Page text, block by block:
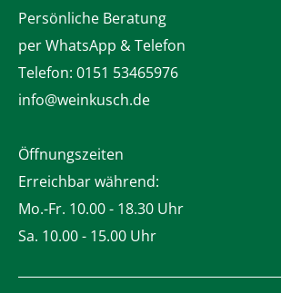
Persönliche Beratung
per WhatsApp & Telefon
Telefon: 0151 53465976
info@weinkusch.de
Öffnungszeiten
Erreichbar während:
Mo.-Fr. 10.00 - 18.30 Uhr
Sa. 10.00 - 15.00 Uhr